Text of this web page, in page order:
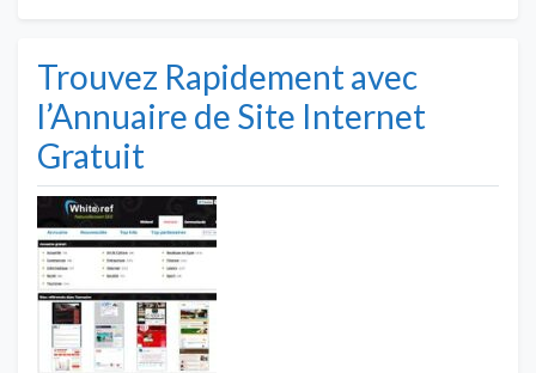
Trouvez Rapidement avec
l’Annuaire de Site Internet
Gratuit